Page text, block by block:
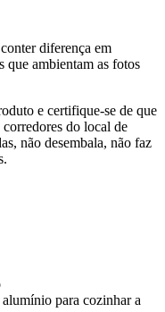
diferença em
que ambientam as fotos
e certifique-se de que
corredores do local de
não desembala, não faz
para cozinhar a